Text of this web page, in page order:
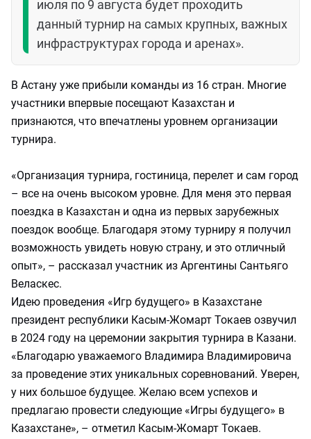
июля по 9 августа будет проходить
данный турнир на самых крупных, важных
инфраструктурах города и аренах».
В Астану уже прибыли команды из 16 стран. Многие
участники впервые посещают Казахстан и
признаются, что впечатлены уровнем организации
турнира.
«Организация турнира, гостиница, перелет и сам город
– все на очень высоком уровне. Для меня это первая
поездка в Казахстан и одна из первых зарубежных
поездок вообще. Благодаря этому турниру я получил
возможность увидеть новую страну, и это отличный
опыт», – рассказал участник из Аргентины Сантьяго
Веласкес.
Идею проведения «Игр будущего» в Казахстане
президент республики Касым-Жомарт Токаев озвучил
в 2024 году на церемонии закрытия турнира в Казани.
«Благодарю уважаемого Владимира Владимировича
за проведение этих уникальных соревнований. Уверен,
у них большое будущее. Желаю всем успехов и
предлагаю провести следующие «Игры будущего» в
Казахстане», – отметил Касым-Жомарт Токаев.